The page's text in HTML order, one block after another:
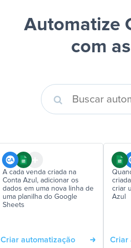
Automatize
com
A cada venda criada na
Conta Azul, adicionar os
dados em uma nova linha de
uma planilha do Google
Sheets
Criar automatização
criar
Azul
Criar